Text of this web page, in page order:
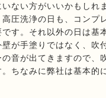
ない方がいいかもしれ
圧洗浄の日も、コンプ
す。それ以外の日は基
が手塗りではなく、吹
音が出てきますので、
ちなみに弊社は基本的